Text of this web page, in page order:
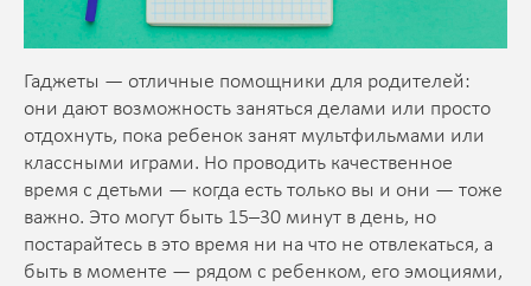
Гаджеты — отличные помощники для родителей:
они дают возможность заняться делами или просто
отдохнуть, пока ребенок занят мультфильмами или
классными играми. Но проводить качественное
время с детьми — когда есть только вы и они — тоже
важно. Это могут быть 15–30 минут в день, но
постарайтесь в это время ни на что не отвлекаться, а
быть в моменте — рядом с ребенком, его эмоциями,